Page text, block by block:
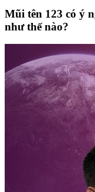
Mũi tên 123 có ý
như thế nào?